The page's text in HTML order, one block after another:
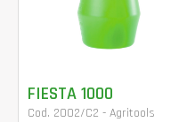
FIESTA 1000
Cod. 2002/C2 - Agritools